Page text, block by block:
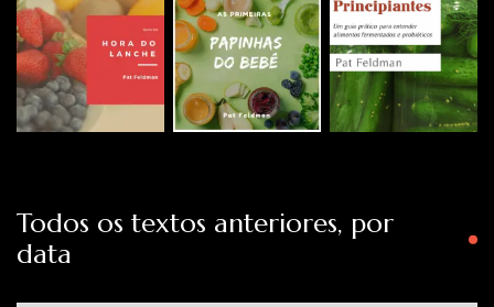
Todos os textos anteriores, por
data